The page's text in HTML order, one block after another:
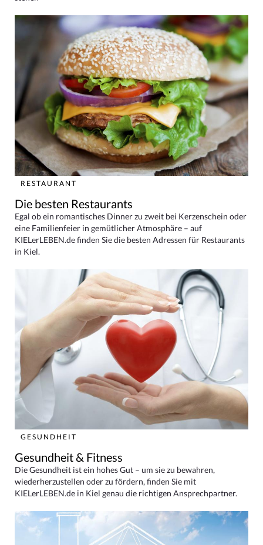
RESTAURANT
Die besten Restaurants
Egal ob ein romantisches Dinner zu zweit bei Kerzenschein oder
eine Familienfeier in gemütlicher Atmosphäre – auf
KIELerLEBEN.de finden Sie die besten Adressen für Restaurants
in Kiel.
GESUNDHEIT
Gesundheit & Fitness
Die Gesundheit ist ein hohes Gut – um sie zu bewahren,
wiederherzustellen oder zu fördern, finden Sie mit
KIELerLEBEN.de in Kiel genau die richtigen Ansprechpartner.